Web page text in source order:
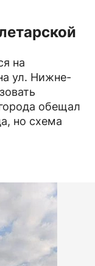
на
ул. Нижне-
обещал
но схема